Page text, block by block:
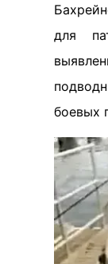
для
боевых